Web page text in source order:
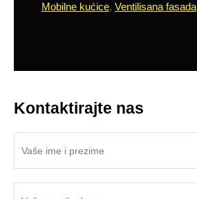
Mobilne kućice, Ventilisana fasada
Kontaktirajte nas